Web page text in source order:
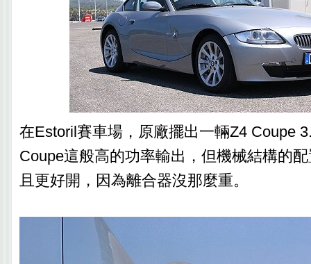
在Estoril賽車場，原廠擺出一輛Z4 Coupe
Coupe這般高的功率輸出，但機械結構的
且更好開，因為離合器沒那麼重。